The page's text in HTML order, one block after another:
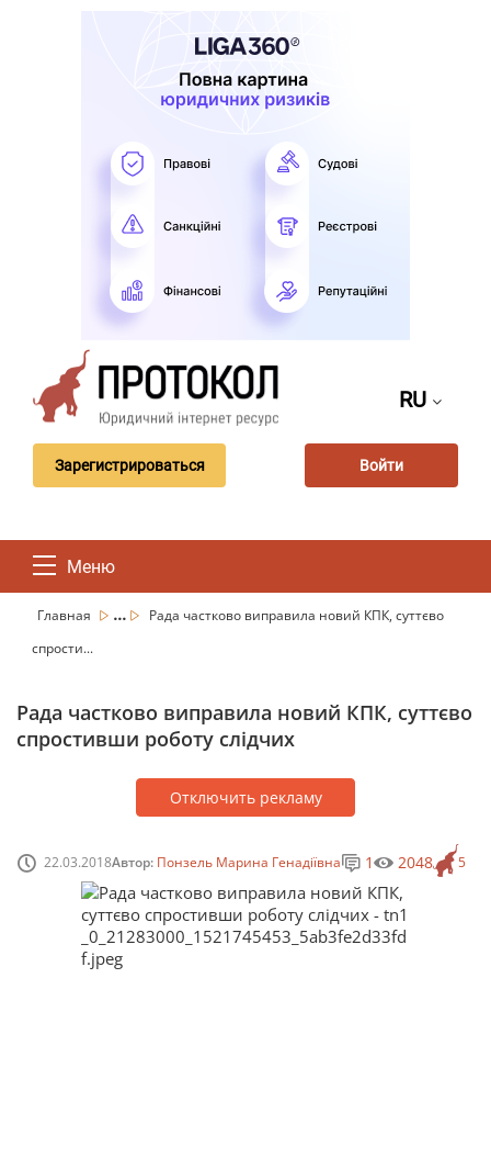
RU
Зарегистрироваться Войти
Меню
Главная ...
Рада частково виправила новий КПК, суттєво
спрости...
Рада частково виправила новий КПК, суттєво
спростивши роботу слідчих
Отключить рекламу
22.03.2018Автор: Понзель Марина Генадіївна 5
1 2048